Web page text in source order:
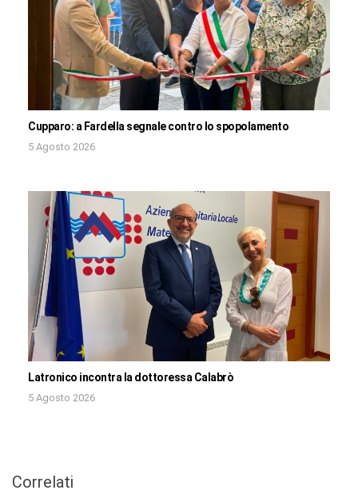
Cupparo: a Fardella segnale contro lo spopolamento
5 Agosto 2026
Latronico incontra la dottoressa Calabrò
5 Agosto 2026
Correlati